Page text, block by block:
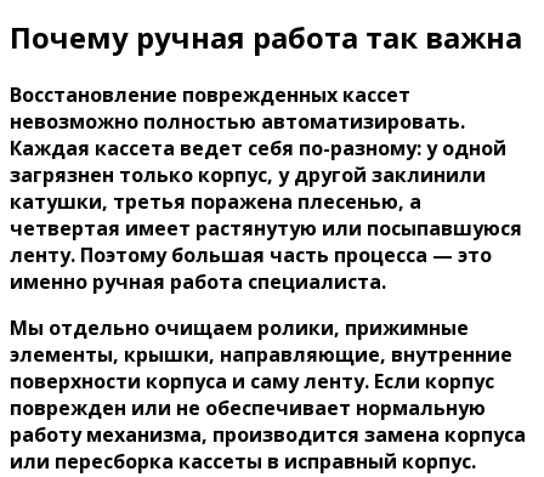
Почему ручная работа так важна
Восстановление поврежденных кассет
невозможно полностью автоматизировать.
Каждая кассета ведет себя по-разному: у одной
загрязнен только корпус, у другой заклинили
катушки, третья поражена плесенью, а
четвертая имеет растянутую или посыпавшуюся
ленту. Поэтому большая часть процесса — это
именно ручная работа специалиста.
Мы отдельно очищаем ролики, прижимные
элементы, крышки, направляющие, внутренние
поверхности корпуса и саму ленту. Если корпус
поврежден или не обеспечивает нормальную
работу механизма, производится замена корпуса
или пересборка кассеты в исправный корпус.